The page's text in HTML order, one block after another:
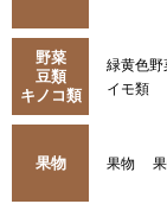
野菜
豆類
キノコ類
緑黄色野
イモ類
果物 果物